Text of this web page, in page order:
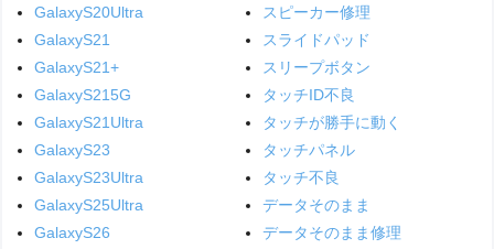
GalaxyS20Ultra
GalaxyS21
GalaxyS21+
GalaxyS215G
GalaxyS21Ultra
GalaxyS23
GalaxyS23Ultra
GalaxyS25Ultra
GalaxyS26
スピーカー修理
スライドパッド
スリープボタン
タッチID不良
タッチが勝手に動く
タッチパネル
タッチ不良
データそのまま
データそのまま修理